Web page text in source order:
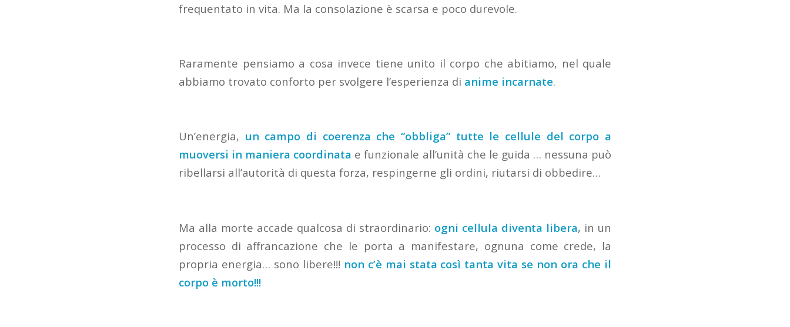
frequentato in vita. Ma la consolazione è scarsa e poco durevole.
Raramente pensiamo a cosa invece tiene unito il corpo che abitiamo, nel quale
abbiamo trovato conforto per svolgere l’esperienza di anime incarnate.
Un’energia, un campo di coerenza che “obbliga” tutte le cellule del corpo a
muoversi in maniera coordinata e funzionale all’unità che le guida … nessuna può
ribellarsi all’autorità di questa forza, respingerne gli ordini, riutarsi di obbedire…
Ma alla morte accade qualcosa di straordinario: ogni cellula diventa libera, in un
processo di affrancazione che le porta a manifestare, ognuna come crede, la
propria energia… sono libere!!! non c’è mai stata così tanta vita se non ora che il
corpo è morto!!!